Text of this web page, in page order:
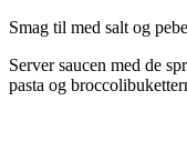
Smag til med salt og
Server saucen med de
pasta og